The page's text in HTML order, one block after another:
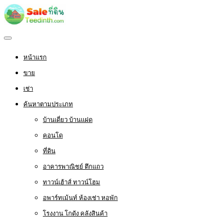
หน้าแรก
ขาย
เช่า
ค้นหาตามประเภท
บ้านเดี่ยว บ้านแฝด
คอนโด
ที่ดิน
อาคารพาณิชย์ ตึกแถว
ทาวน์เฮ้าส์ ทาวน์โฮม
อพาร์ทเม้นท์ ห้องเช่า หอพัก
โรงงาน โกดัง คลังสินค้า